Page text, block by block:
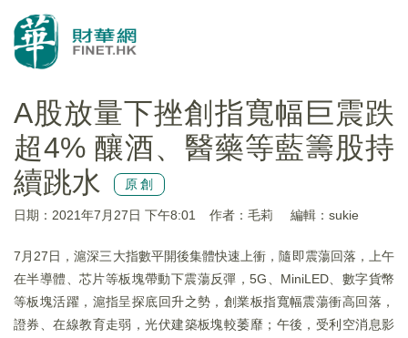
A股放量下挫創指寬幅巨震跌
超4% 釀酒、醫藥等藍籌股持
續跳水
原創
日期：2021年7月27日 下午8:01 作者：毛莉 編輯：sukie
7月27日，滬深三大指數平開後集體快速上衝，隨即震蕩回落，上午
在半導體、芯片等板塊帶動下震蕩反彈，5G、MiniLED、數字貨幣
等板塊活躍，滬指呈探底回升之勢，創業板指寬幅震蕩衝高回落，
證券、在線教育走弱，光伏建築板塊較萎靡；午後，受利空消息影